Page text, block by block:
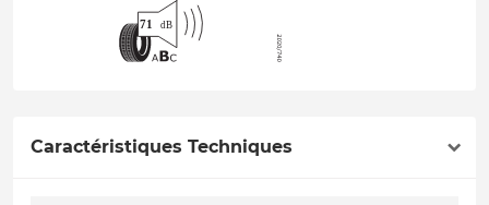
Caractéristiques Techniques